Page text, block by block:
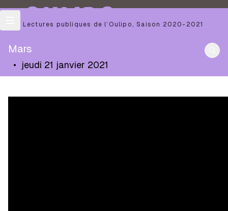
OULIPO
Les Lectures publiques de l’Oulipo ,Saison 2020-2021
Mars
• jeudi 21 janvier 2021